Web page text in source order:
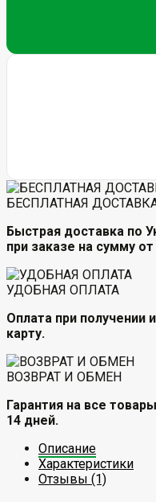
БЕСПЛАТНАЯ
Быстрая доставка по
при заказе на сумму от
УДОБНАЯ ОПЛАТА
Оплата при получении
карту.
ВОЗВРАТ И ОБМЕН
Гарантия на все
14 дней.
Описание
Характеристики
Отзывы (1)